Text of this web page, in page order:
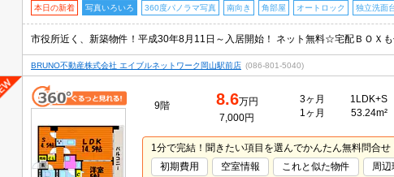
本日の新着 写真いろいろ 360度パノラマ写真 南向き 角部屋 オートロック 独立洗面
市役所近く、新築物件！平成30年8月11日～入居開始！ ネット無料☆宅配ＢＯＸ
BRUNO不動産株式会社 エイブルネットワーク岡山駅前店 (086-801-5040)
9階 8.6万円
7,000円
3ヶ月
1ヶ月
1LDK+S
53.24m²
1分で完結！聞きたい項目を選んでかんたん無料問合せ
初期費用
空室情報 これと似た物件 周辺